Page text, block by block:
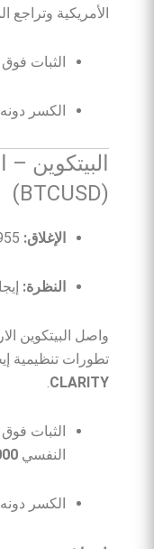
الأمريكية
الثبات فوق
الكسر
البيتكوين –
(BTCUSD)
الإغلاق:
النظرة:
واصل البيتكوين
تطورات تنظيمية
CLARITY
.
الثبات فوق
النفسي
الكسر